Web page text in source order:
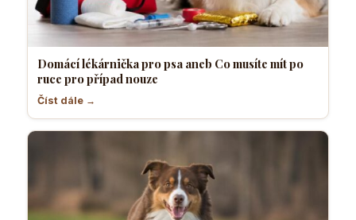
Domácí lékárnička pro psa aneb Co musíte mít po
ruce pro případ nouze
Číst dále →